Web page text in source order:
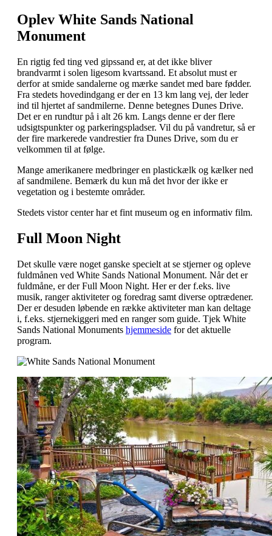
Oplev White Sands National
Monument
En rigtig fed ting ved gipssand er, at det ikke bliver
brandvarmt i solen ligesom kvartssand. Et absolut must er
derfor at smide sandalerne og mærke sandet med bare fødder.
Fra stedets hovedindgang er der en 13 km lang vej, der leder
ind til hjertet af sandmilerne. Denne betegnes Dunes Drive.
Det er en rundtur på i alt 26 km. Langs denne er der flere
udsigtspunkter og parkeringspladser. Vil du på vandretur, så er
der fire markerede vandrestier fra Dunes Drive, som du er
velkommen til at følge.
Mange amerikanere medbringer en plastickælk og kælker ned
af sandmilene. Bemærk du kun må det hvor der ikke er
vegetation og i bestemte områder.
Stedets vistor center har et fint museum og en informativ film.
Full Moon Night
Det skulle være noget ganske specielt at se stjerner og opleve
fuldmånen ved White Sands National Monument. Når det er
fuldmåne, er der Full Moon Night. Her er der f.eks. live
musik, ranger aktiviteter og foredrag samt diverse optrædener.
Der er desuden løbende en række aktiviteter man kan deltage
i, f.eks. stjernekiggeri med en ranger som guide. Tjek White
Sands National Monuments hjemmeside for det aktuelle
program.